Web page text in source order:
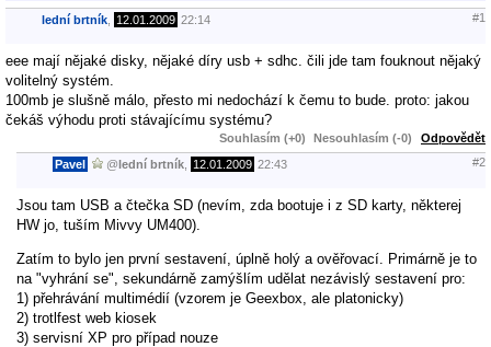
lední brtník 12.01.2009 22:14 #1
eee mají nějaké disky, nějaké díry usb + sdhc. čili jde tam fouknout nějaký
volitelný systém.
100mb je slušně málo, přesto mi nedochází k čemu to bude. proto: jakou
čekáš výhodu proti stávajícímu systému?
Souhlasím (+0) Nesouhlasím (-0) Odpovědět
Pavel @lední brtník 12.01.2009 22:43 #2
Jsou tam USB a čtečka SD (nevím, zda bootuje i z SD karty, některej
HW jo, tuším Mivvy UM400).
Zatím to bylo jen první sestavení, úplně holý a ověřovací. Primárně je to
na "vyhrání se", sekundárně zamýšlím udělat nezávislý sestavení pro:
1) přehrávání multimédií (vzorem je Geexbox, ale platonicky)
2) trotlfest web kiosek
3) servisní XP pro případ nouze